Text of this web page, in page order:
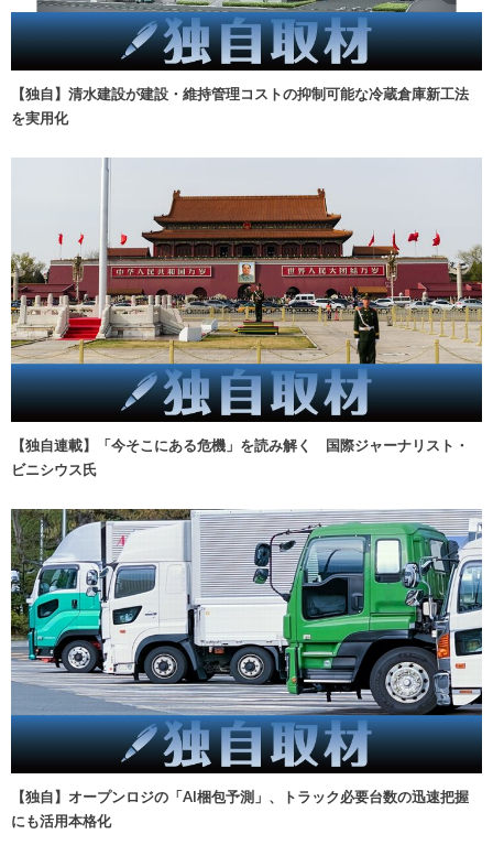
【独自】清水建設が建設・維持管理コストの抑制可能な冷蔵倉庫新工法
を実用化
【独自連載】「今そこにある危機」を読み解く 国際ジャーナリスト・
ビニシウス氏
【独自】オープンロジの「AI梱包予測」、トラック必要台数の迅速把握
にも活用本格化